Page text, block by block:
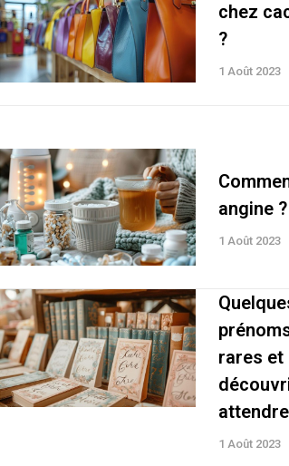
chez
?
1 Août 2023
angine ?
1 Août 2023
rares et
1 Août 2023